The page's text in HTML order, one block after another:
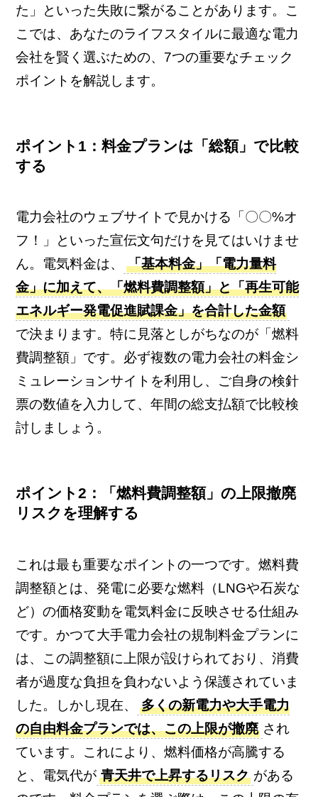
た」といった失敗に繋がることがあります。こ
こでは、あなたのライフスタイルに最適な電力
会社を賢く選ぶための、7つの重要なチェック
ポイントを解説します。
ポイント1：料金プランは「総額」で比較
する
電力会社のウェブサイトで見かける「〇〇%オ
フ！」といった宣伝文句だけを見てはいけませ
ん。電気料金は、
「基本料金」「電力量料
金」に加えて、「燃料費調整額」と「再生可能
エネルギー発電促進賦課金」を合計した金額
で決まります。特に見落としがちなのが「燃料
費調整額」です。必ず複数の電力会社の料金シ
ミュレーションサイトを利用し、ご自身の検針
票の数値を入力して、年間の総支払額で比較検
討しましょう。
ポイント2：「燃料費調整額」の上限撤廃
リスクを理解する
これは最も重要なポイントの一つです。燃料費
調整額とは、発電に必要な燃料（LNGや石炭な
ど）の価格変動を電気料金に反映させる仕組み
です。かつて大手電力会社の規制料金プランに
は、この調整額に上限が設けられており、消費
者が過度な負担を負わないよう保護されていま
した。しかし現在、
多くの新電力や大手電力
の自由料金プランでは、この上限が撤廃 され
ています。これにより、燃料価格が高騰する
と、電気代が 青天井で上昇するリスク がある